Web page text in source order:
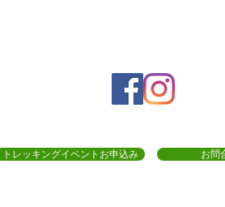
トレッキングイベントお申込み お問